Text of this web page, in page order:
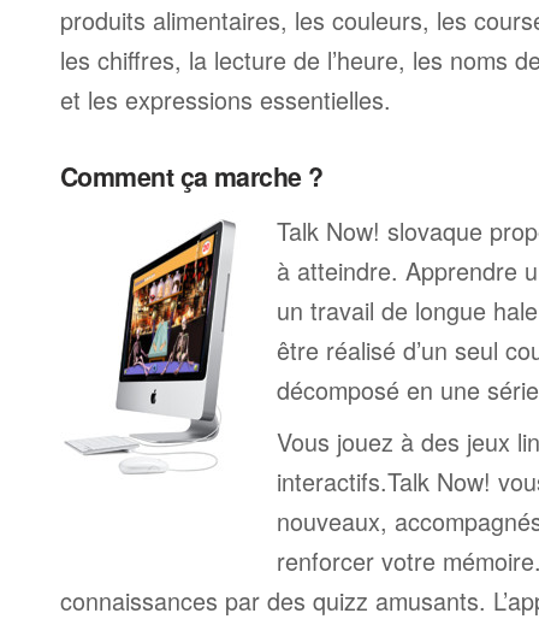
produits alimentaires, les couleurs, les
les chiffres, la lecture de l’heure, les noms
et les expressions essentielles.
Comment ça marche ?
Talk Now! slovaque
à atteindre. Apprendre
un travail de longue
être réalisé d’un seul
décomposé en une
Vous jouez à des jeux
interactifs.Talk Now!
nouveaux,
renforcer votre
connaissances par des quizz amusants.